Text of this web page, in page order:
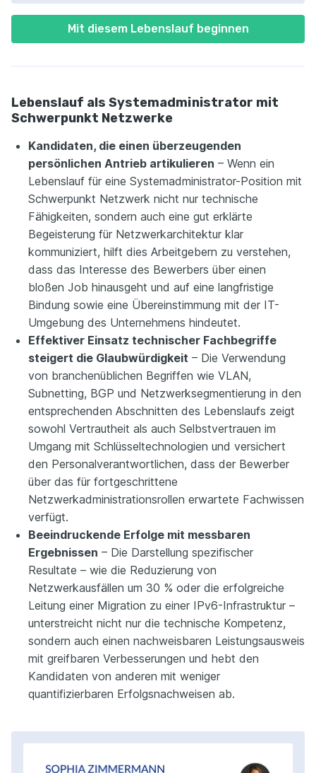
Mit diesem Lebenslauf beginnen
Lebenslauf als Systemadministrator mit
Schwerpunkt Netzwerke
Kandidaten, die einen überzeugenden
persönlichen Antrieb artikulieren – Wenn ein
Lebenslauf für eine Systemadministrator-Position mit
Schwerpunkt Netzwerk nicht nur technische
Fähigkeiten, sondern auch eine gut erklärte
Begeisterung für Netzwerkarchitektur klar
kommuniziert, hilft dies Arbeitgebern zu verstehen,
dass das Interesse des Bewerbers über einen
bloßen Job hinausgeht und auf eine langfristige
Bindung sowie eine Übereinstimmung mit der IT-
Umgebung des Unternehmens hindeutet.
Effektiver Einsatz technischer Fachbegriffe
steigert die Glaubwürdigkeit – Die Verwendung
von branchenüblichen Begriffen wie VLAN,
Subnetting, BGP und Netzwerksegmentierung in den
entsprechenden Abschnitten des Lebenslaufs zeigt
sowohl Vertrautheit als auch Selbstvertrauen im
Umgang mit Schlüsseltechnologien und versichert
den Personalverantwortlichen, dass der Bewerber
über das für fortgeschrittene
Netzwerkadministrationsrollen erwartete Fachwissen
verfügt.
Beeindruckende Erfolge mit messbaren
Ergebnissen – Die Darstellung spezifischer
Resultate – wie die Reduzierung von
Netzwerkausfällen um 30 % oder die erfolgreiche
Leitung einer Migration zu einer IPv6-Infrastruktur –
unterstreicht nicht nur die technische Kompetenz,
sondern auch einen nachweisbaren Leistungsausweis
mit greifbaren Verbesserungen und hebt den
Kandidaten von anderen mit weniger
quantifizierbaren Erfolgsnachweisen ab.